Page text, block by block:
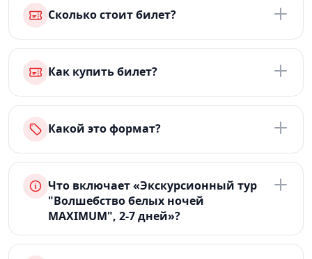
Сколько стоит билет?
Как купить билет?
Какой это формат?
Что включает «Экскурсионный тур
"Волшебство белых ночей
MAXIMUM", 2-7 дней»?